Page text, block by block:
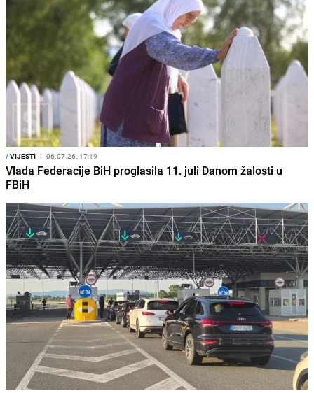
/VIJESTI I 06.07.26. 17:19
Vlada Federacije BiH proglasila 11. juli Danom žalosti u
FBiH